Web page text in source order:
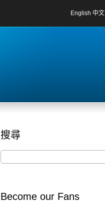
English 中文
搜尋
Become our Fans